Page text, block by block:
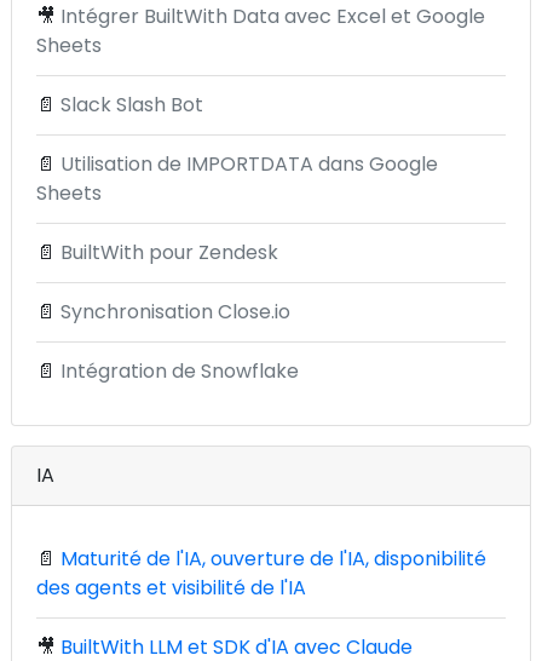
🎥 Intégrer BuiltWith Data avec Excel et Google
Sheets
📄 Slack Slash Bot
📄 Utilisation de IMPORTDATA dans Google
Sheets
📄 BuiltWith pour Zendesk
📄 Synchronisation Close.io
📄 Intégration de Snowflake
IA
📄 Maturité de l'IA, ouverture de l'IA, disponibilité
des agents et visibilité de l'IA
🎥 BuiltWith LLM et SDK d'IA avec Claude